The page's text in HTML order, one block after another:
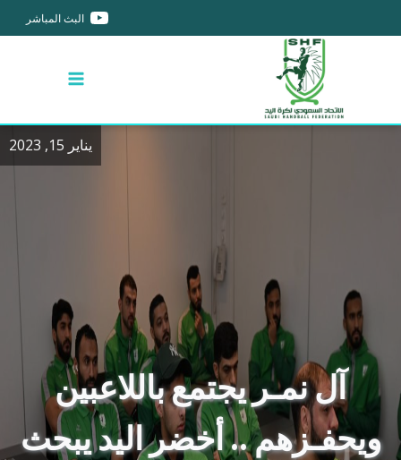
البث المباشر
يناير 15, 2023
آل نمـر يجتمع باللاعبين
ويحفـزهم .. أخضر اليد يبحث